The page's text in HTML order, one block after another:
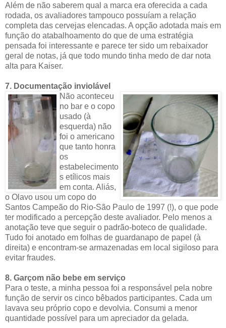
Além de não saberem qual a marca era oferecida a cada
rodada, os avaliadores tampouco possuíam a relação
completa das cervejas elencadas. A opção adotada mais em
função do atabalhoamento do que de uma estratégia
pensada foi interessante e parece ter sido um rebaixador
geral de notas, já que todo mundo tinha medo de dar nota
alta para Kaiser.
7. Documentação inviolável
Não aconteceu
no bar e o copo
usado (à
esquerda) não
foi o americano
que tanto honra
os
estabelecimento
s etílicos mais
em conta. Aliás,
o Olavo usou um copo do
Santos Campeão do Rio-São Paulo de 1997 (!), o que pode
ter modificado a percepção deste avaliador. Pelo menos a
anotação teve que seguir o padrão-boteco de qualidade.
Tudo foi anotado em folhas de guardanapo de papel (à
direita) e encontram-se armazenadas em local sigiloso para
evitar fraudes.
8. Garçom não bebe em serviço
Para o teste, a minha pessoa foi a responsável pela nobre
função de servir os cinco bêbados participantes. Cada um
lavava seu próprio copo e devolvia. Consumi a menor
quantidade possível para um apreciador da gelada.